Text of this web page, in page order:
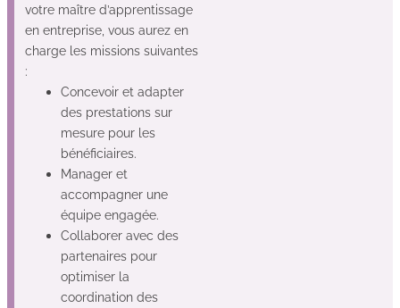
votre maître d’apprentissage
en entreprise, vous aurez en
charge les missions suivantes
:
Concevoir et adapter
des prestations sur
mesure pour les
bénéficiaires.
Manager et
accompagner une
équipe engagée.
Collaborer avec des
partenaires pour
optimiser la
coordination des